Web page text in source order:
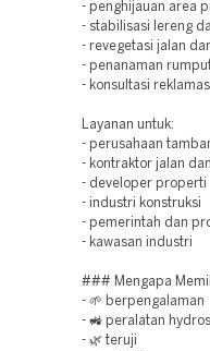
- penghijauan area
- stabilisasi lereng
- revegetasi jalan
- penanaman
- konsultasi
Layanan untuk:
- perusahaan
- kontraktor jalan
- developer properti
- industri konstruksi
- pemerintah dan
- kawasan industri
### Mengapa
- 🌱 berpengalaman
- 🚜 peralatan
- 🌿 teruji